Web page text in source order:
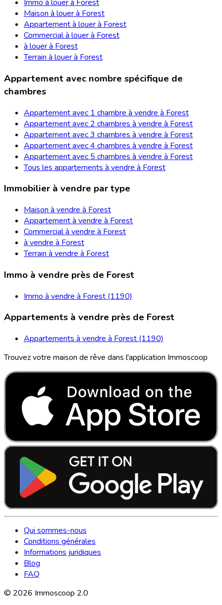
Immo à louer à Forest
Maison à louer à Forest
Appartement à louer à Forest
Commercial à louer à Forest
à louer à Forest
Terrain à louer à Forest
Appartement avec nombre spécifique de
chambres
Appartement avec 1 chambre à vendre à Forest
Appartement avec 2 chambres à vendre à Forest
Appartement avec 3 chambres à vendre à Forest
Appartement avec 4 chambres à vendre à Forest
Appartement avec 5 chambres à vendre à Forest
Tous les appartements à vendre à Forest
Immobilier à vendre par type
Maison à vendre à Forest
Appartement à vendre à Forest
Commercial à vendre à Forest
à vendre à Forest
Terrain à vendre à Forest
Immo à vendre près de Forest
Immo à vendre à Forest (1190)
Appartements à vendre près de Forest
Appartements à vendre à Forest (1190)
Trouvez votre maison de rêve dans l'application Immoscoop
Qui sommes-nous
Conditions générales
Informations juridiques
Blog
FAQ
© 2026 Immoscoop 2.0